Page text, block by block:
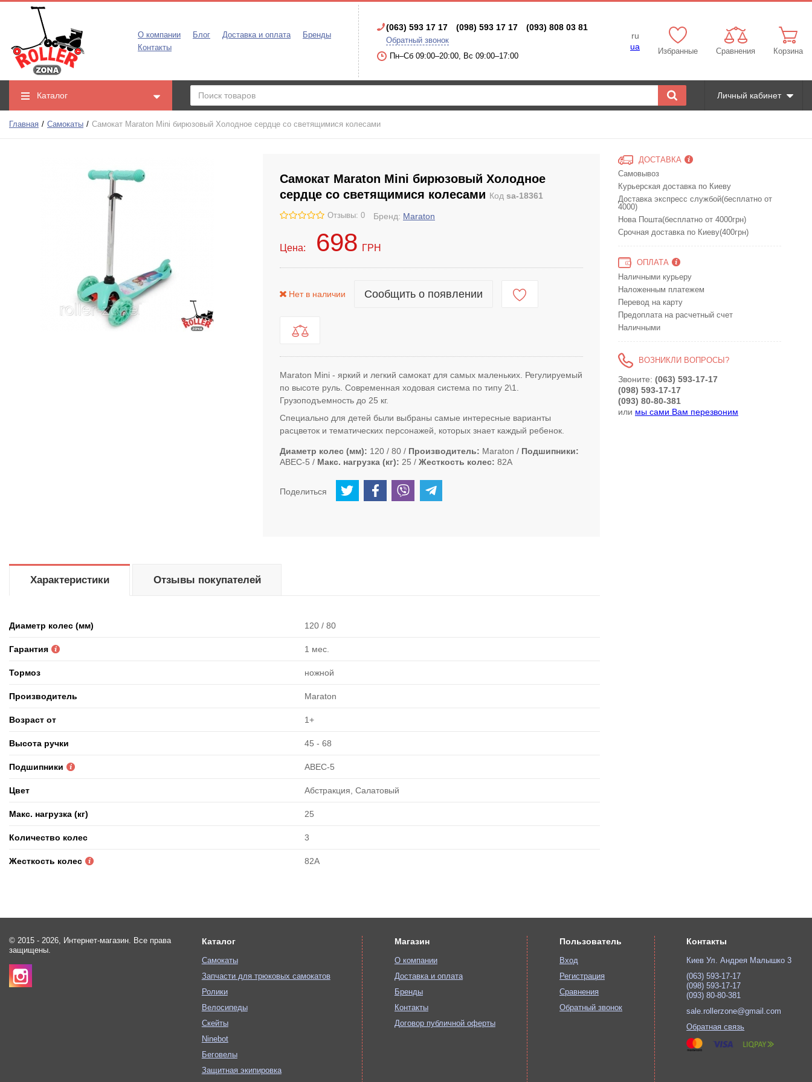
О компании Блог Доставка и оплата
Бренды
Контакты
(063) 593 17 17 (098) 593 17 17 (093) 808 03 81
Обратный звонок
Пн–Сб 09:00–20:00, Вс 09:00–17:00
ru
ua
Избранные Сравнения Корзина
Каталог Личный кабинет
Главная Самокаты Самокат Maraton Mini бирюзовый Холодное сердце со светящимися колесами
Самокат Maraton Mini бирюзовый Холодное
сердце со светящимися колесами Код sa-18361
Отзывы: 0 Бренд: Maraton
Цена: 698 ГРН
Нет в наличии Сообщить о появлении
Maraton Mini - яркий и легкий самокат для самых маленьких. Регулируемый
по высоте руль. Современная ходовая система по типу 2\1.
Грузоподъемность до 25 кг.
Специально для детей были выбраны самые интересные варианты
расцветок и тематических персонажей, которых знает каждый ребенок.
Диаметр колес (мм) 120 / 80 Производитель Maraton
Подшипники
ABEC-5
Макс. нагрузка (кг) 25 Жесткость колес 82А
Поделиться
Характеристики
Диаметр колес (мм) 120 / 80
Гарантия 1 мес.
Тормоз ножной
Производитель Maraton
Возраст от 1+
Высота ручки 45 - 68
Подшипники ABEC-5
Цвет Абстракция, Салатовый
Макс. нагрузка (кг) 25
Количество колес 3
Жесткость колес 82А
Отзывы покупателей
ДОСТАВКА
Самовывоз
Курьерская доставка по Киеву
Доставка экспресс службой(бесплатно от
4000)
Нова Пошта(бесплатно от 4000грн)
Срочная доставка по Киеву(400грн)
ОПЛАТА
Наличными курьеру
Наложенным платежем
Перевод на карту
Предоплата на расчетный счет
Наличными
ВОЗНИКЛИ ВОПРОСЫ?
Звоните: (063) 593-17-17
(098) 593-17-17
(093) 80-80-381
или мы сами Вам перезвоним
© 2015 - 2026, Интернет-магазин. Все права
защищены.
Каталог
Самокаты
Запчасти для трюковых самокатов
Ролики
Велосипеды
Скейты
Ninebot
Беговелы
Защитная экипировка
Магазин
О компании
Доставка и оплата
Бренды
Контакты
Договор публичной оферты
Пользователь
Вход
Регистрация
Сравнения
Обратный звонок
Контакты
Киев Ул. Андрея Малышко 3
(063) 593-17-17
(098) 593-17-17
(093) 80-80-381
sale.rollerzone@gmail.com
Обратная связь